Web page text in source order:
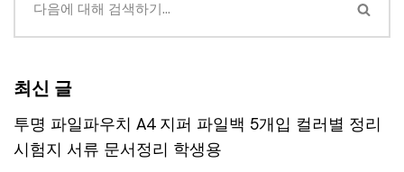
최신 글
투명 파일파우치 A4 지퍼 파일백 5개입 컬러별 정리
시험지 서류 문서정리 학생용